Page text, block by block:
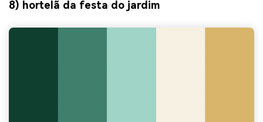
8) hortelã da festa do jardim